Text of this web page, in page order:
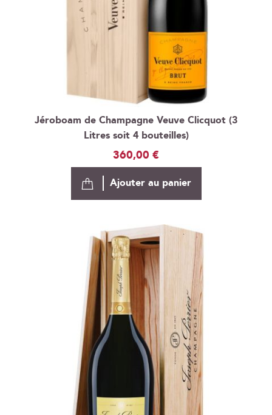
Jéroboam de Champagne Veuve Clicquot (3
Litres soit 4 bouteilles)
360,00 €
Ajouter au panier